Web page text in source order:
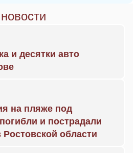
и десятки авто
на пляже под
и пострадали
области